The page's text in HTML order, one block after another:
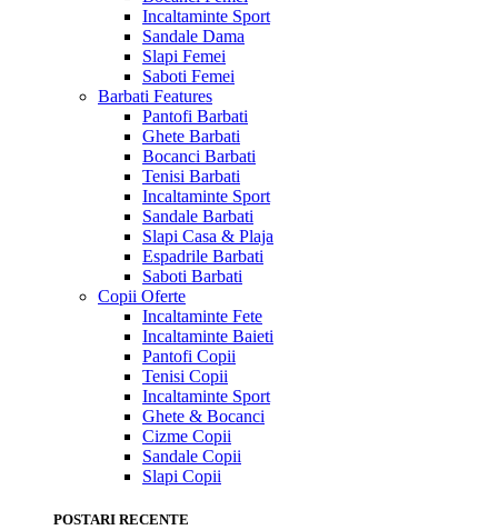
Incaltaminte Sport
Sandale Dama
Slapi Femei
Saboti Femei
Barbati Features
Pantofi Barbati
Ghete Barbati
Bocanci Barbati
Tenisi Barbati
Incaltaminte Sport
Sandale Barbati
Slapi Casa & Plaja
Espadrile Barbati
Saboti Barbati
Copii Oferte
Incaltaminte Fete
Incaltaminte Baieti
Pantofi Copii
Tenisi Copii
Incaltaminte Sport
Ghete & Bocanci
Cizme Copii
Sandale Copii
Slapi Copii
POSTARI RECENTE